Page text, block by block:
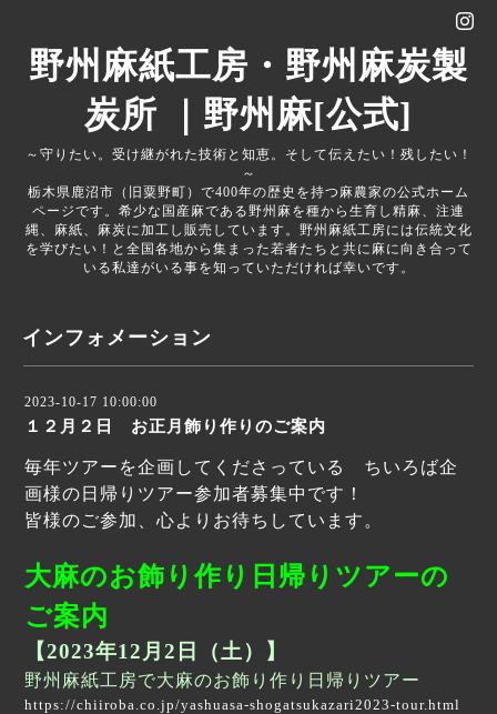
野州麻紙工房・野州麻炭製
炭所 ｜野州麻[公式]
～守りたい。受け継がれた技術と知恵。そして伝えたい！残したい！
～
栃木県鹿沼市（旧粟野町）で400年の歴史を持つ麻農家の公式ホーム
ページです。希少な国産麻である野州麻を種から生育し精麻、注連
縄、麻紙、麻炭に加工し販売しています。野州麻紙工房には伝統文化
を学びたい！と全国各地から集まった若者たちと共に麻に向き合って
いる私達がいる事を知っていただければ幸いです。
インフォメーション
2023-10-17 10:00:00
１２月２日 お正月飾り作りのご案内
毎年ツアーを企画してくださっている ちいろば企
画様の日帰りツアー参加者募集中です！
皆様のご参加、心よりお待ちしています。
大麻のお飾り作り日帰りツアーの
ご案内
【2023年12月2 日（土）】
野州麻紙工房で大麻のお飾り作り日帰りツアー
https://chiiroba.co.jp/yashuasa-shogatsukazari2023-tour.html